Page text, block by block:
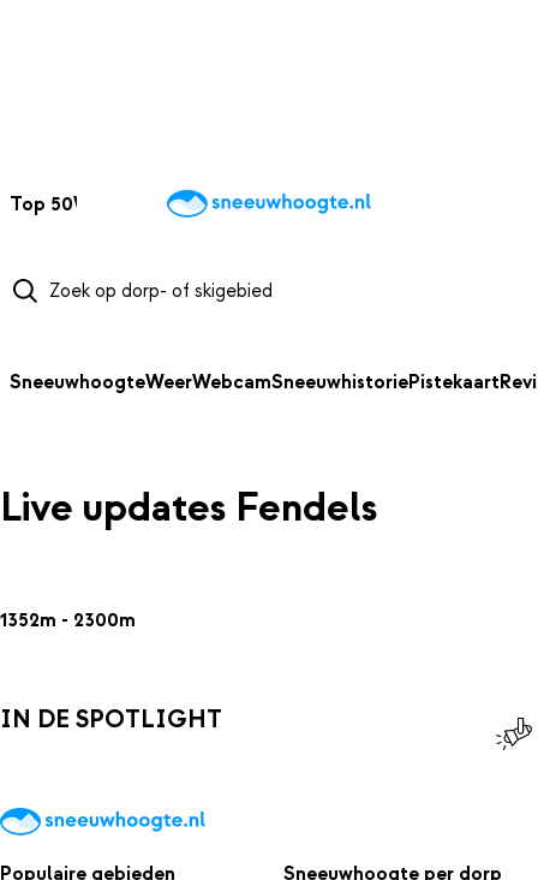
Top 50Webcams WintersportweerKaarten
SneeuwhoogteWeerWebcamSneeuwhistoriePistekaart
Live updates Fendels
1352m - 2300m
IN DE SPOTLIGHT
Populaire gebieden Sneeuwhoogte per dorp